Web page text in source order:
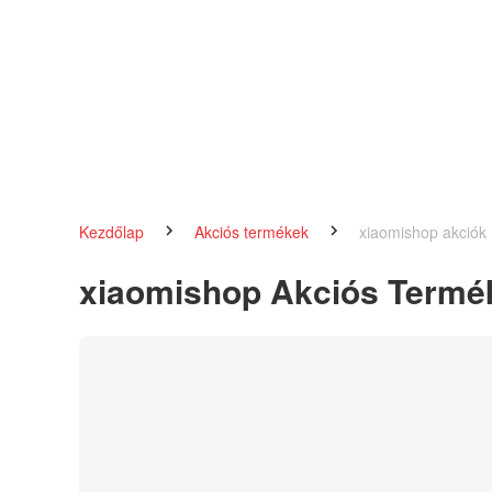
Kezdőlap Akciós termékek xiaomishop akciók
xiaomishop Akciós